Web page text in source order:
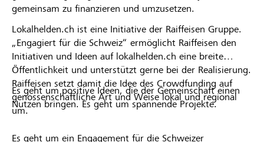
gemeinsam zu finanzieren und umzusetzen.
Lokalhelden.ch ist eine Initiative der Raiffeisen Gruppe.
„Engagiert für die Schweiz“ ermöglicht Raiffeisen den
Initiativen und Ideen auf lokalhelden.ch eine breite
Öffentlichkeit und unterstützt gerne bei der Realisierung.
Raiffeisen setzt damit die Idee des Crowdfunding auf
genossenschaftliche Art und Weise lokal und regional
um.
Es geht um positive Ideen, die der Gemeinschaft einen
Nutzen bringen. Es geht um spannende Projekte.
Es geht um ein Engagement für die Schweizer